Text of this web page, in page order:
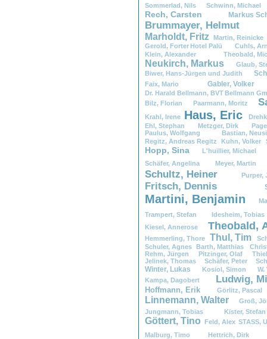
Sommerlad, Nils Schwinn,
Rech, Carsten Markus
Brummayer, Helmut
Marholdt, Fritz Martin,. Reinicke
Gerold, Forter.Hotel PalüCuhls,
Klein, Alexander. Theobald,.
Neukirch, Markus Glaub,.
Biwer, Hans-Jürgen und Judith
Faix, Mario Gabler,.
Dr. Harald Bellmann, BVT.Bellmann
Bilz, Florian Paarmann,. Moritz
Krahl, Irene Haus, Eric
Ehl, Stephan Metzger,. Dirk Page
Paulus, Wolfgang Bastian,.
Regitz, Andreas RegitzKuhn, .Volker
Hopp, Sina L'huillier,.
Schäfer, Angelina Meyer,
Schultz, Heiner Purper,
Fritsch, Dennis
Martini, Benjamin
Trampert, Stefan Idesheim,
Kiesel, Annerose Theobald,
Hemmerling, Thore Thul,. Tim
Schuler, Agnes Barth, Matthias
Rehm, Jürgen Pitzinger,. Olaf
Jelinek, Thomas Schäfer, Peter
Winter, Lukas Kosiol, Simon W.
Kampa, Dagobert Ludwig,
Hoffmann, ErikGörlitz, .
Linnemann, Walter Groß, .
Jungmann, TobiasKister, .
Göttert, Tino Feld, AlexSTASS, .
Malburg, Timo Hettrich, Dirk